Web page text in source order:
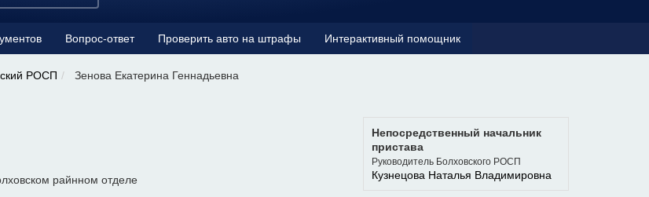
Вопрос-ответ Проверить авто на штрафы Интерактивный помощник
РОСП Зенова Екатерина Геннадьевна
райнном отделе
Непосредственный начальник
пристава
Руководитель Болховского РОСП
Кузнецова Наталья Владимировна